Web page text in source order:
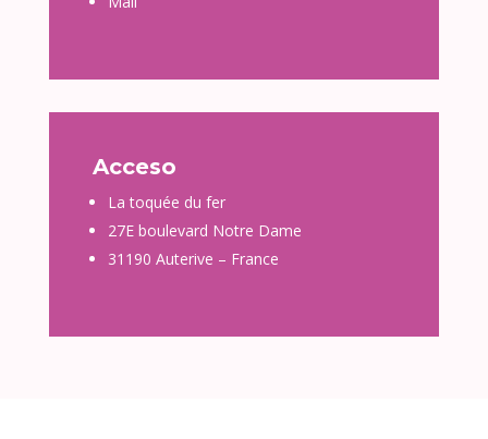
Acceso
La toquée du fer
27E boulevard Notre Dame
31190 Auterive – France